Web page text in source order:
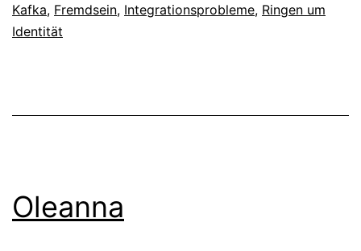
Kafka, Fremdsein, Integrationsprobleme, Ringen um
Identität
Oleanna